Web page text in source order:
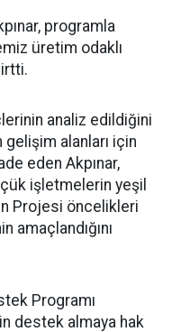
programla
üretim odaklı
analiz edildiğini
alanları için
eden Akpınar,
işletmelerin yeşil
Projesi öncelikleri
Programı
destek almaya hak